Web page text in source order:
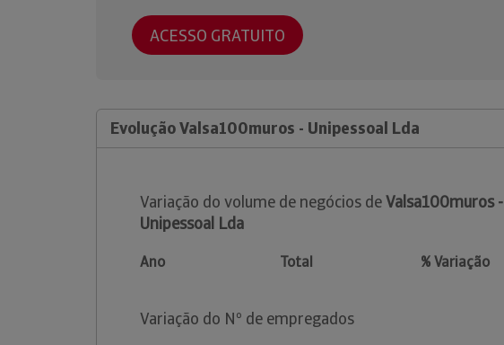
ACESSO GRATUITO
Evolução Valsa100muros - Unipessoal Lda
Variação do volume de negócios deValsa100muros -
Unipessoal Lda
Ano Total % Variação
Variação do Nº de empregados